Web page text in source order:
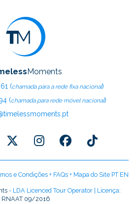
Moments
(chamada para a rede fixa nacional)
(chamada para rede móvel nacional)
e Condições+ FAQs+ Mapa do Site PT EN
- LDA Licenced Tour Operator | Licença:
RNAAT 09/2016